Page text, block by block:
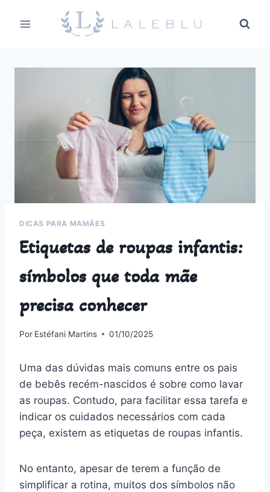
para
DICAS PARA MAMÃES
Etiquetas de roupas infantis:
símbolos que toda mãe
precisa conhecer
Por Estéfani Martins 01/10/2025
Uma das dúvidas mais comuns entre os pais
de bebês recém-nascidos é sobre como lavar
as roupas. Contudo, para facilitar essa tarefa e
indicar os cuidados necessários com cada
peça, existem as etiquetas de roupas infantis.
No entanto, apesar de terem a função de
simplificar a rotina, muitos dos símbolos não